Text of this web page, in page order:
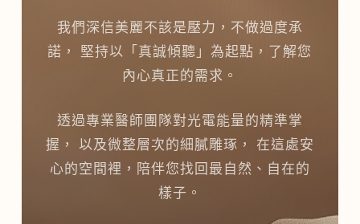
我們深信美麗不該是壓力，不做過度承
諾， 堅持以「真誠傾聽」為起點，了解您
內心真正的需求。
透過專業醫師團隊對光電能量的精準掌
握， 以及微整層次的細膩雕琢， 在這處安
心的空間裡，陪伴您找回最自然、自在的
樣子。